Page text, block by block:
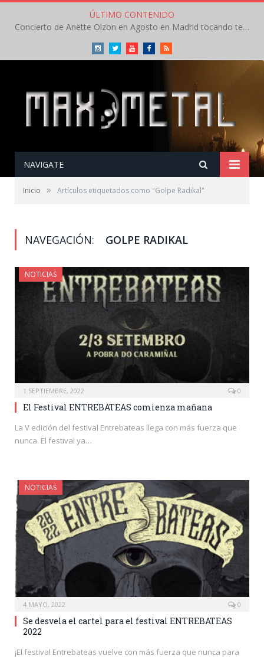
ÚLTIMO CONTENIDO
Concierto de Anette Olzon en Agosto en Madrid tocando temas de Nightwish
InstagramTwitterYoutubeFacebookRSS
NAVIGATE
Inicio » Artículos etiquetados como "Golpe Radikal"
NAVEGACIÓN: GOLPE RADIKAL
NOTICIAS
1 SEPTIEMBRE, 2022 0
El Festival ENTREBATEAS comienza mañana
La V edición del festival Entrebateas llega con más fuerza que
nunca. El festival ya…
NOTICIAS
4 MAYO, 2022 0
Se desvela el cartel para el festival ENTREBATEAS
2022
¡El festival Entrebateas vuelve con más fuerza que nunca para